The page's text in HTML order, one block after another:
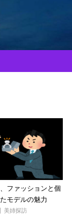
ファッションと個
モデルの魅力
美姉探訪